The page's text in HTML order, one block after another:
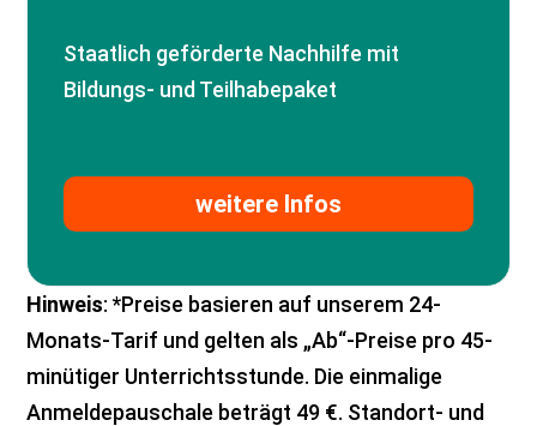
Staatlich geförderte Nachhilfe mit
Bildungs- und Teilhabepaket
weitere Infos
Hinweis: *Preise basieren auf unserem 24-
Monats-Tarif und gelten als „Ab“-Preise pro 45-
minütiger Unterrichtsstunde. Die einmalige
Anmeldepauschale beträgt 49 €. Standort- und